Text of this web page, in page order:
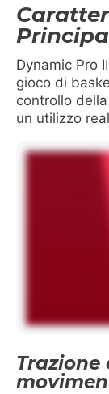
Dynamic Pro
gioco di
controllo
un utilizzo